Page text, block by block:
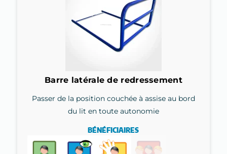
Barre latérale de redressement
Passer de la position couchée à assise au bord
du lit en toute autonomie
BÉNÉFICIAIRES